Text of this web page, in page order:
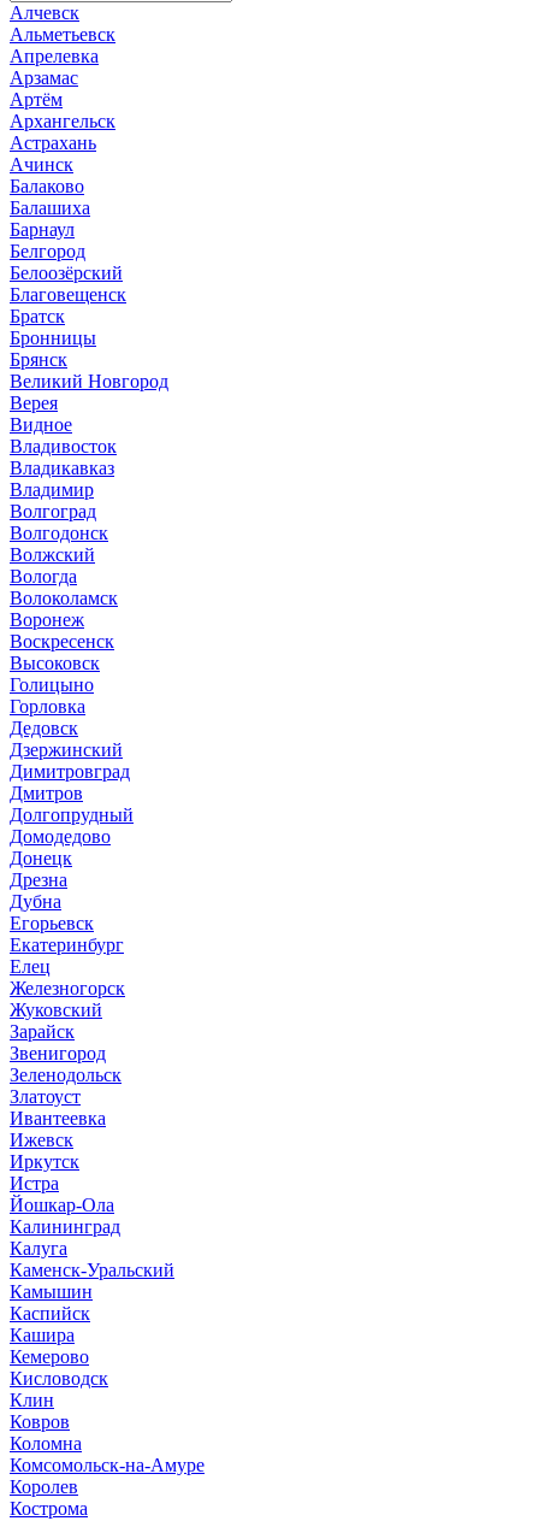
Алчевск
Альметьевск
Апрелевка
Арзамас
Артём
Архангельск
Астрахань
Ачинск
Балаково
Балашиха
Барнаул
Белгород
Белоозёрский
Благовещенск
Братск
Бронницы
Брянск
Великий Новгород
Верея
Видное
Владивосток
Владикавказ
Владимир
Волгоград
Волгодонск
Волжский
Вологда
Волоколамск
Воронеж
Воскресенск
Высоковск
Голицыно
Горловка
Дедовск
Дзержинский
Димитровград
Дмитров
Долгопрудный
Домодедово
Донецк
Дрезна
Дубна
Егорьевск
Екатеринбург
Елец
Железногорск
Жуковский
Зарайск
Звенигород
Зеленодольск
Златоуст
Ивантеевка
Ижевск
Иркутск
Истра
Йошкар-Ола
Калининград
Калуга
Каменск-Уральский
Камышин
Каспийск
Кашира
Кемерово
Кисловодск
Клин
Ковров
Коломна
Комсомольск-на-Амуре
Королев
Кострома